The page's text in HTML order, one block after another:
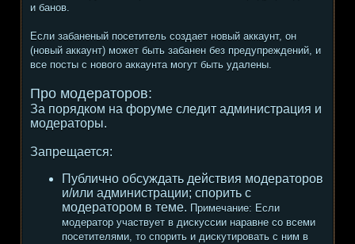
и банов.
Если забаненый посетитель создает новый аккаунт, он
(новый аккаунт) может быть забанен без предупреждений, и
все посты с нового аккаунта могут быть удалены.
Про модераторов:
За порядком на форуме следит администрация и
модераторы.
Запрещается:
Публично обсуждать действия модераторов
и/или администрации; спорить с
модератором в теме. Примечание: Если
модератор участвует в дискуссии наравне со всеми
посетителями, то спорить и дискутировать с ним в